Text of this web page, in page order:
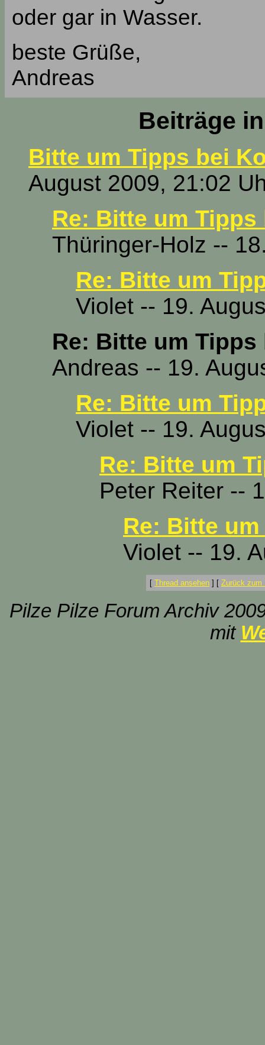
oder gar in Wasser.
beste Grüße,
Andreas
Beiträge
Bitte um Tipps bei
August 2009, 21:02
Re: Bitte um
Thüringer-Holz --
Re: Bitte um
Violet -- 19.
Re: Bitte um
Andreas -- 19.
Re: Bitte um
Violet -- 19.
Re: Bitte um
Peter Reiter --
Re: Bitte
Violet -- 19.
[ Thread ansehen ] [ Zurück zum
Pilze Pilze Forum Archiv
mit